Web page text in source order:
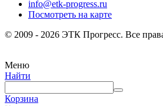
info@etk-progress.ru
Посмотреть на карте
© 2009 - 2026 ЭТК Прогресс. Все
Меню
Найти
Корзина